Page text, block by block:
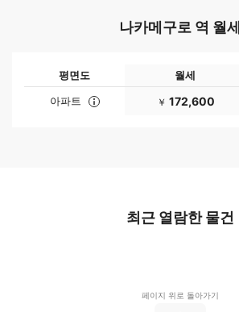
나카메구로 역 월세
평면도 월세
아파트
￥ 172,600
최근 열람한 물건